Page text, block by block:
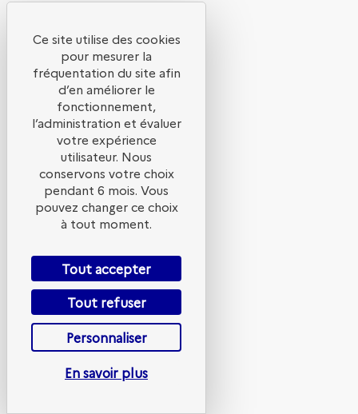
L’image
des
Générateurs
on
la
construit
ensemble
Ce site utilise des cookies
pour mesurer la
fréquentation du site afin
d’en améliorer le
fonctionnement,
l’administration et évaluer
votre expérience
utilisateur. Nous
conservons votre choix
pendant 6 mois. Vous
pouvez changer ce choix
à tout moment.
Tout accepter
Tout refuser
Personnaliser
En savoir plus